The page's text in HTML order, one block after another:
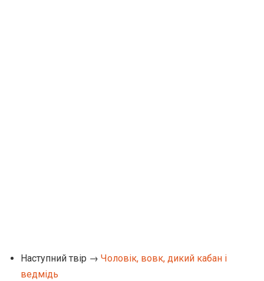
Наступний твір → Чоловік, вовк, дикий кабан і
ведмідь